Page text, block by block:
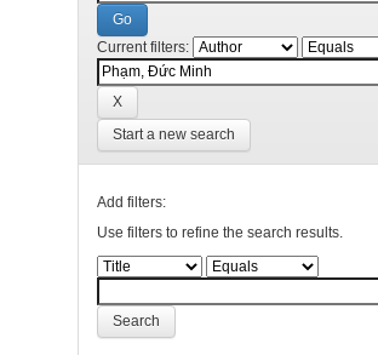
Current filters:
Start a new search
Add filters:
Use filters to refine the search results.